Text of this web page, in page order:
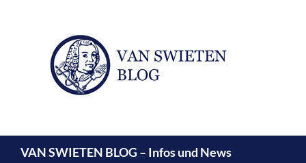
VAN SWIETEN BLOG – Infos und News